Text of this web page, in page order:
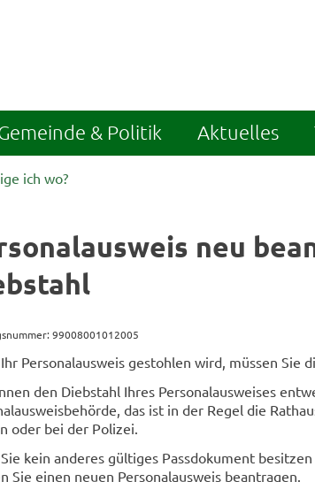
& Politik Aktuelles
ich wo?
neu
99008001012005
Personalausweis gestohlen wird, müssen Sie
den Diebstahl Ihres Personalausweises
das ist in der Regel die
oder bei der Polizei.
kein anderes gültiges Passdokument
Sie einen neuen Personalausweis beantragen.